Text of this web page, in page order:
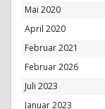
Mai 2020
April 2020
Februar 2021
Februar 2026
Juli 2023
Januar 2023